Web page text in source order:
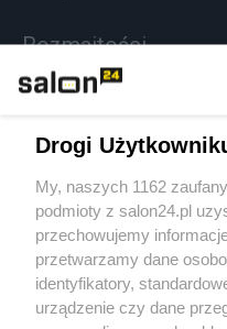
Rozmaitości
Sport
Społeczeństwo
Kultura
Drogi
My, naszych 1162
podmioty z salon24.pl
przechowujemy
przetwarzamy dane
identyfikatory,
urządzenie czy dane